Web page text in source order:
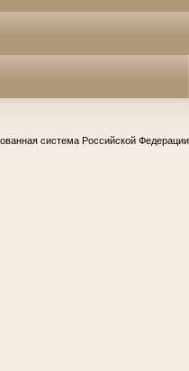
система Российской